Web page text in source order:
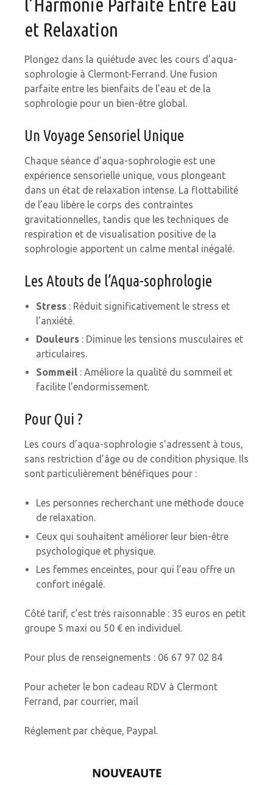
et Relaxation
Plongez dans la quiétude avec les cours d’aqua-
sophrologie à Clermont-Ferrand. Une fusion
parfaite entre les bienfaits de l’eau et de la
sophrologie pour un bien-être global.
Un Voyage Sensoriel Unique
Chaque séance d’aqua-sophrologie est une
expérience sensorielle unique, vous plongeant
dans un état de relaxation intense. La flottabilité
de l’eau libère le corps des contraintes
gravitationnelles, tandis que les techniques de
respiration et de visualisation positive de la
sophrologie apportent un calme mental inégalé.
Les Atouts de l’Aqua-sophrologie
Stress : Réduit significativement le stress et
l’anxiété.
Douleurs : Diminue les tensions musculaires et
articulaires.
Sommeil : Améliore la qualité du sommeil et
facilite l’endormissement.
Pour Qui ?
Les cours d’aqua-sophrologie s’adressent à tous,
sans restriction d’âge ou de condition physique. Ils
sont particulièrement bénéfiques pour :
Les personnes recherchant une méthode douce
de relaxation.
Ceux qui souhaitent améliorer leur bien-être
psychologique et physique.
Les femmes enceintes, pour qui l’eau offre un
confort inégalé.
Côté tarif, c’est très raisonnable : 35 euros en petit
groupe 5 maxi ou 50 € en individuel.
Pour plus de renseignements : 06 67 97 02 84
Pour acheter le bon cadeau RDV à Clermont
Ferrand, par courrier, mail
Réglement par chèque, Paypal.